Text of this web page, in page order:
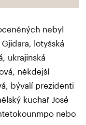
nebyl
lotyšská
ukrajinská
někdejší
bývalí prezidenti
kuchař José
nebo